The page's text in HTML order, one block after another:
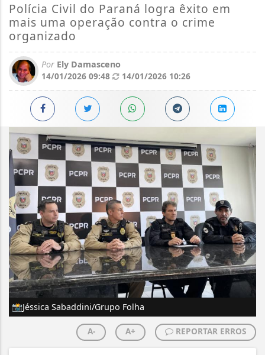
Polícia Civil do Paraná logra êxito em
mais uma operação contra o crime
organizado
Por Ely Damasceno
14/01/2026 09:48
14/01/2026 10:26
📸Jéssica Sabaddini/Grupo Folha
A- A+ REPORTAR ERROS